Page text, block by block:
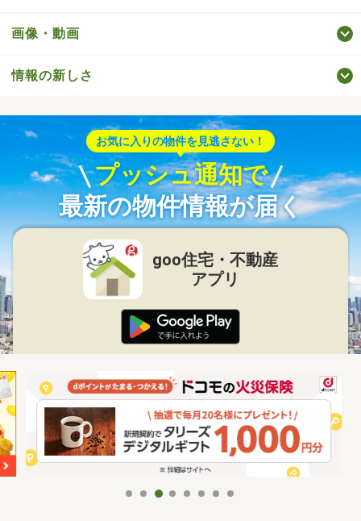
画像・動画
情報の新しさ
お気に入りの物件を見逃さない！
プッシュ通知で
最新の物件情報が届く
goo住宅・不動産
アプリ